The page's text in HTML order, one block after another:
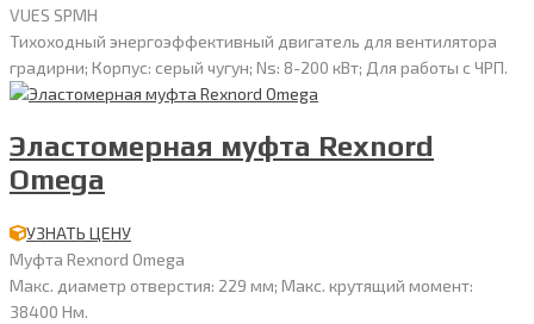
VUES SPMH
Тихоходный энергоэффективный двигатель для вентилятора
градирни; Корпус: серый чугун; Ns: 8-200 кВт; Для работы с ЧРП.
Эластомерная муфта Rexnord
Omega
УЗНАТЬ ЦЕНУ
Муфта Rexnord Omega
Макс. диаметр отверстия: 229 мм; Макс. крутящий момент:
38400 Нм.